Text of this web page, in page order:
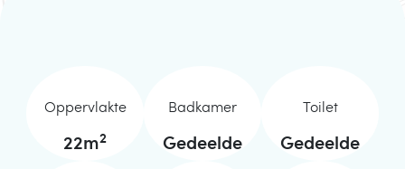
Oppervlakte
22m2
Badkamer
Gedeelde
Toilet
Gedeelde